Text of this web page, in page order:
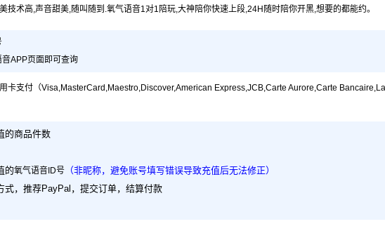
技术高,声音甜美,随叫随到.氧气语音1对1陪玩,大神陪你快速上段,24H随时陪你开黑,想要的都能约。
音APP页面即可查询
卡支付（Visa,MasterCard,Maestro,Discover,American Express,JCB,Carte Aurore,Carte
的商品件数
的氧气语音ID号 （非昵称，避免账号填写错误导致充值后无法修正）
式，推荐PayPal，提交订单，结算付款